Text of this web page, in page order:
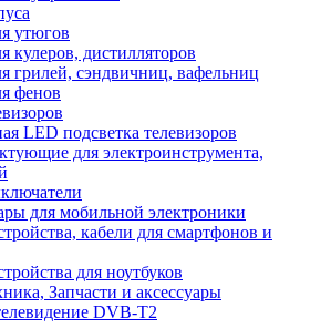
утюгов
кулеров, дистилляторов
грилей, сэндвичниц, вафельниц
фенов
LED подсветка телевизоров
для электроинструмента,
для мобильной электроники
кабели для смартфонов и
для ноутбуков
Запчасти и аксессуары
DVB-T2